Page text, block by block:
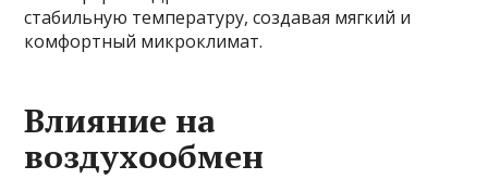
стабильную температуру, создавая мягкий и
комфортный микроклимат.
Влияние на
воздухообмен